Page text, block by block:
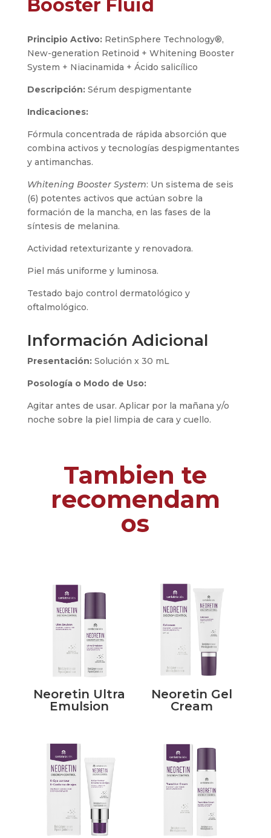
Booster Fluid
Principio Activo: RetinSphere Technology®,
New-generation Retinoid + Whitening Booster
System + Niacinamida + Ácido salicílico
Descripción: Sérum despigmentante
Indicaciones:
Fórmula concentrada de rápida absorción que
combina activos y tecnologías despigmentantes
y antimanchas.
Whitening Booster System: Un sistema de seis
(6) potentes activos que actúan sobre la
formación de la mancha, en las fases de la
síntesis de melanina.
Actividad retexturizante y renovadora.
Piel más uniforme y luminosa.
Testado bajo control dermatológico y
oftalmológico.
Información Adicional
Presentación: Solución x 30 mL
Posología o Modo de Uso:
Agitar antes de usar. Aplicar por la mañana y/o
noche sobre la piel limpia de cara y cuello.
Tambien te
recomendam
os
Neoretin Ultra
Emulsion
Neoretin Gel
Cream